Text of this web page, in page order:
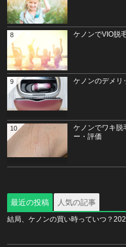
ケノンでVIO脱
8
ケノンのデメリ
9
ケノンでワキ脱
ー・評価
10
最近の投稿 人気の記事
結局、ケノンの買い時っていつ？